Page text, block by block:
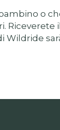
o
Riceverete
Wildride